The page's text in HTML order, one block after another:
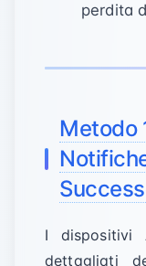
perdita
Metodo
I dispositivi
dettagliati